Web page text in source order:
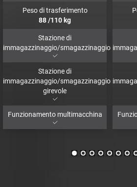
Peso di trasferimento
88/110 kg
Stazione di
immagazzinaggio/smagazzinaggio
Stazione di
immagazzinaggio/smagazzinaggio
girevole
Funzionamento multimacchina